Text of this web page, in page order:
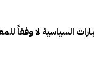
السياسية لا وفقاً